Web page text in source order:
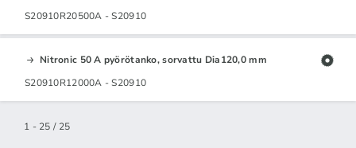
S20910R20500A - S20910
Nitronic 50 A pyörötanko, sorvattu Dia120,0 mm
S20910R12000A - S20910
1 - 25 / 25